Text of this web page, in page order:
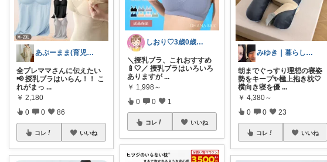
あぷーまま(育児グッズ×ママグッズ)
全プレママさんに伝えたい
📢 授乳ブラはいらん！！ こ
れがまっ ...
￥ 2,180
0 0 86
コレ いいね
しおり♡3歳0歳子育て中
＼授乳ブラ、これおすすめ
🍼🤍／ 授乳ブラはいろいろ
ありますが ...
￥ 1,998～
0 0 1
コレ いいね
みゆき｜暮らしのおすすめ
朝までぐっすり理想の寝姿
勢をキープ✨極上抱き枕🤍
横向き寝を優 ...
￥ 4,380～
0 0 23
コレ いいね